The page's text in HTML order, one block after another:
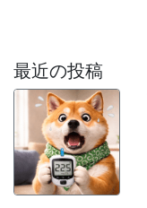
最近の投稿